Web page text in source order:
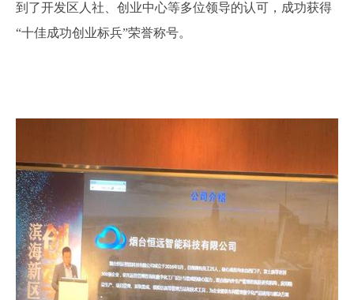
到了开发区人社、创业中心等多位领导的认可，成功获得
“十佳成功创业标兵”荣誉称号。